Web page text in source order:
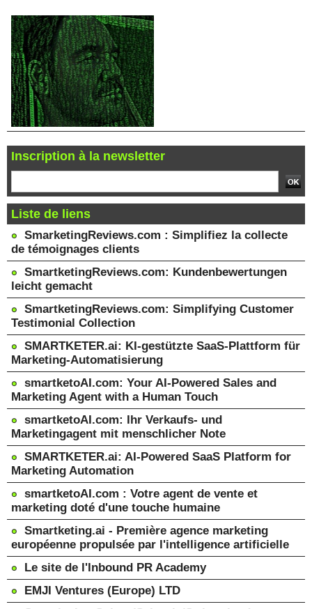
Inscription à la newsletter
Liste de liens
SmarketingReviews.com : Simplifiez la collecte
de témoignages clients
SmartketingReviews.com: Kundenbewertungen
leicht gemacht
SmartketingReviews.com: Simplifying Customer
Testimonial Collection
SMARTKETER.ai: KI-gestützte SaaS-Plattform für
Marketing-Automatisierung
smartketoAI.com: Your AI-Powered Sales and
Marketing Agent with a Human Touch
smartketoAI.com: Ihr Verkaufs- und
Marketingagent mit menschlicher Note
SMARTKETER.ai: AI-Powered SaaS Platform for
Marketing Automation
smartketoAI.com : Votre agent de vente et
marketing doté d'une touche humaine
Smartketing.ai - Première agence marketing
européenne propulsée par l'intelligence artificielle
Le site de l'Inbound PR Academy
EMJI Ventures (Europe) LTD